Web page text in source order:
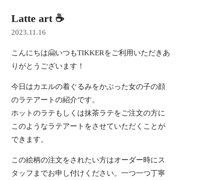
Latte art ☕️
2023.11.16
こんにちは🤗いつもTIKKERをご利用いただきあ
りがとうございます！
今日はカエルの着ぐるみをかぶった女の子の顔
のラテアートの紹介です。
ホットのラテもしくは抹茶ラテをご注文の方に
このようなラテアートをさせていただくことが
できます。
この絵柄の注文をされたい方はオーダー時にス
タッフまでお申し付けください。一つ一つ丁寧